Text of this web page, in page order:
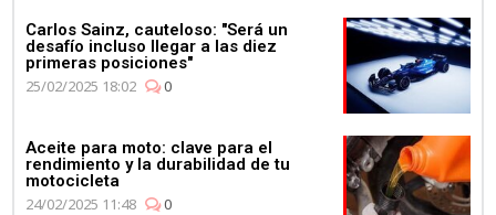
Carlos Sainz, cauteloso: "Será un
desafío incluso llegar a las diez
primeras posiciones"
25/02/2025 18:02
0
Aceite para moto: clave para el
rendimiento y la durabilidad de tu
motocicleta
24/02/2025 11:48
0